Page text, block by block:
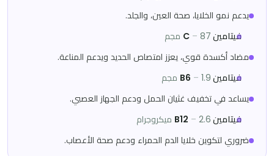
يدعم نمو الخلايا، صحة العين، والجلد.
فيتامين C
– 87 مجم
مضاد أكسدة قوي، يعزز امتصاص الحديد ويدعم المناعة.
فيتامين B6
– 1.9 مجم
يساعد في تخفيف غثيان الحمل ودعم الجهاز العصبي.
فيتامين B12
– 2.6 ميكروجرام
ضروري لتكوين خلايا الدم الحمراء ودعم صحة الأعصاب.